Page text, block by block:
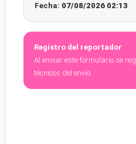
Fecha: 07/08/2026 02:13
Registro del reportador
Al enviar este formulario se
técnicos del envío.